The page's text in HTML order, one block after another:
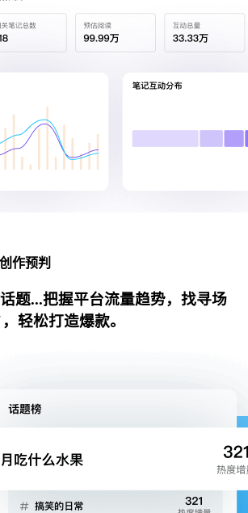
作预判
题...把握平台流量趋势，找寻场
轻松打造爆款。